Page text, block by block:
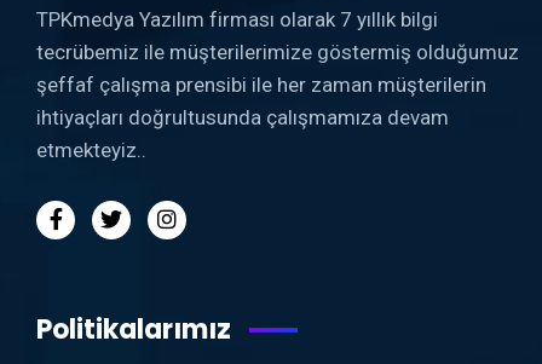
TPKmedya Yazılım firması olarak 7 yıllık bilgi
tecrübemiz ile müşterilerimize göstermiş olduğumuz
şeffaf çalışma prensibi ile her zaman müşterilerin
ihtiyaçları doğrultusunda çalışmamıza devam
etmekteyiz..
Politikalarımız